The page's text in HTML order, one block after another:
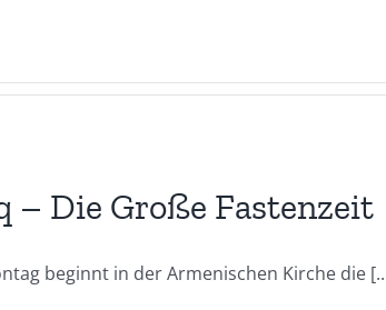
– Die Große Fastenzeit
beginnt in der Armenischen Kirche die